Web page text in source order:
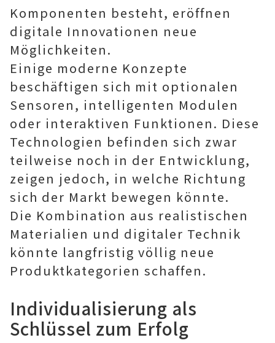
Komponenten besteht, eröffnen
digitale Innovationen neue
Möglichkeiten.
Einige moderne Konzepte
beschäftigen sich mit optionalen
Sensoren, intelligenten Modulen
oder interaktiven Funktionen. Diese
Technologien befinden sich zwar
teilweise noch in der Entwicklung,
zeigen jedoch, in welche Richtung
sich der Markt bewegen könnte.
Die Kombination aus realistischen
Materialien und digitaler Technik
könnte langfristig völlig neue
Produktkategorien schaffen.
Individualisierung als
Schlüssel zum Erfolg